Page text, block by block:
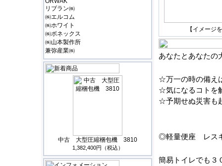
リブラン㈱
㈱エルコム
㈱ホワイト
㈱ボネックス
㈱山本製作所
兼弥産業㈱
中古 大型圧縮梱包機 3810
1,382,400円（税込）
【イメージ
あなたとあなたの
☆万一の時の備え
☆気になるコトを
☆予期せぬ災害も
◎軽量便座 レス
簡易トイレでも３